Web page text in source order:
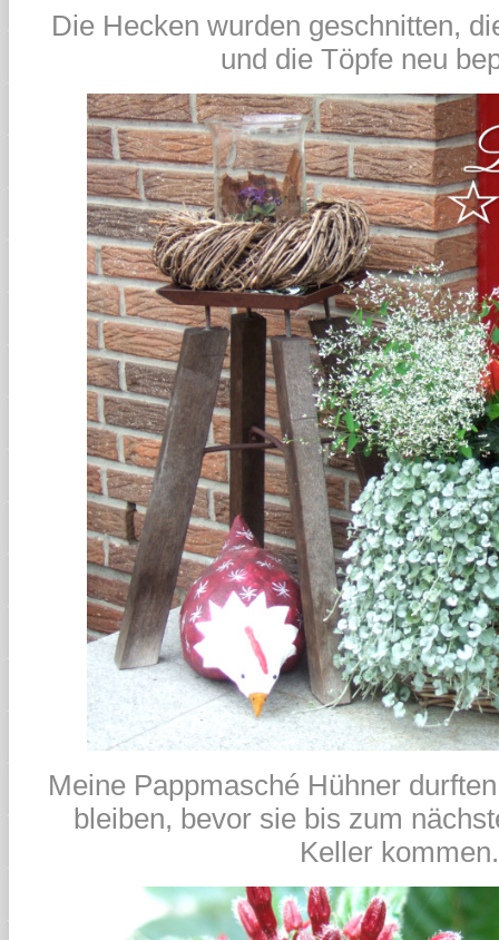
Die Hecken wurden geschnitten,
und die Töpfe neu
Meine Pappmasché Hühner
bleiben, bevor sie bis zum
Keller kommen.